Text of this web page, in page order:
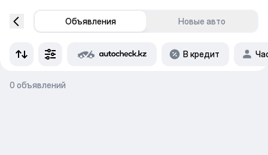
Объявления Новые авто
В кредит
0 объявлений